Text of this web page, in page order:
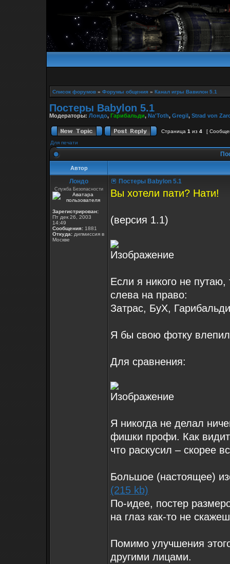
Список форумов » Форумы общения » Канал игры Вавилон 5.1
Постеры Babylon 5.1
Модераторы: Лондо, Гарибальди, Na'Toth, Gregil, Strad von
Страница 1 из 4
[
Для печати
Автор
Лондо
Служба Безопасности
Зарегистрирован:
Пт дек 26, 2003
14:49
Сообщения: 1881
Откуда: дипмиссия в
Москве
Постеры Babylon 5.1
Вы хотели пати? Нати!
(версия 1.1)
Если я никого не путаю,
слева на право:
Затрас, БуХ,
Я бы свою фотку
Для сравнения:
Я никогда не делал
фишки профи. Как
что раскусил – скорее
Большое (настоящее)
(215 kb)
По-идее, постер
на глаз как-то не
Помимо улучшения
другими лицами.